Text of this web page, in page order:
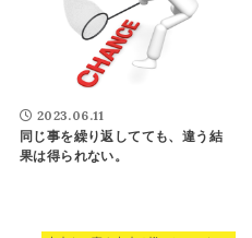
2023.06.11
同じ事を繰り返してても、違う結
果は得られない。